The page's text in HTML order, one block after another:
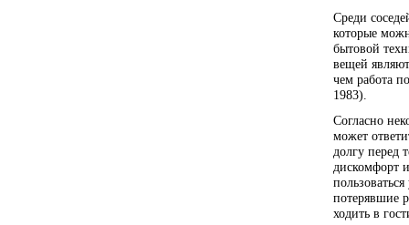
Среди
которые
бытовой
вещей
чем работа
1983).
Согласно
может
долгу перед
дискомфорт
потерявшие
ходить в